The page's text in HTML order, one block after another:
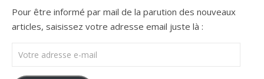
Pour être informé par mail de la parution des nouveaux
articles, saisissez votre adresse email juste là :
Votre adresse e-mail